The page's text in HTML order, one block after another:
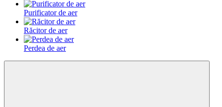
Purificator de aer
Răcitor de aer
Perdea de aer